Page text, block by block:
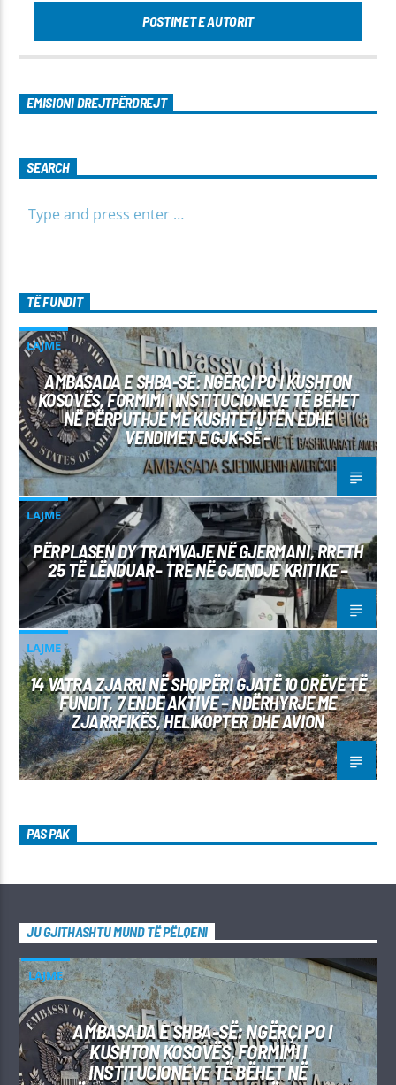
POSTIMET E AUTORIT
EMISIONI DREJTPËRDREJT
SEARCH
TË FUNDIT
LAJME
AMBASADA E SHBA-SË: NGËRÇI PO I KUSHTON
KOSOVËS, FORMIMI I INSTITUCIONEVE TË BËHET
NË PËRPUTHJE ME KUSHTETUTËN EDHE
VENDIMET E GJK-SË –
LAJME
PËRPLASEN DY TRAMVAJE NË GJERMANI, RRETH
25 TË LËNDUAR– TRE NË GJENDJE KRITIKE –
LAJME
14 VATRA ZJARRI NË SHQIPËRI GJATË 10 ORËVE TË
FUNDIT, 7 ENDE AKTIVE – NDËRHYRJE ME
ZJARRFIKËS, HELIKOPTER DHE AVION
PAS PAK
JU GJITHASHTU MUND TË PËLQENI
LAJME
AMBASADA E SHBA-SË: NGËRÇI PO I
KUSHTON KOSOVËS, FORMIMI I
INSTITUCIONEVE TË BËHET NË